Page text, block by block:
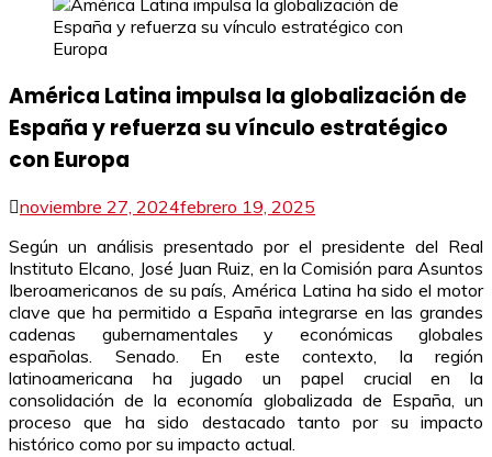
América Latina impulsa la globalización de
España y refuerza su vínculo estratégico
con Europa
noviembre 27, 2024febrero 19, 2025
Según un análisis presentado por el presidente del Real
Instituto Elcano, José Juan Ruiz, en la Comisión para Asuntos
Iberoamericanos de su país, América Latina ha sido el motor
clave que ha permitido a España integrarse en las grandes
cadenas gubernamentales y económicas globales
españolas. Senado. En este contexto, la región
latinoamericana ha jugado un papel crucial en la
consolidación de la economía globalizada de España, un
proceso que ha sido destacado tanto por su impacto
histórico como por su impacto actual.